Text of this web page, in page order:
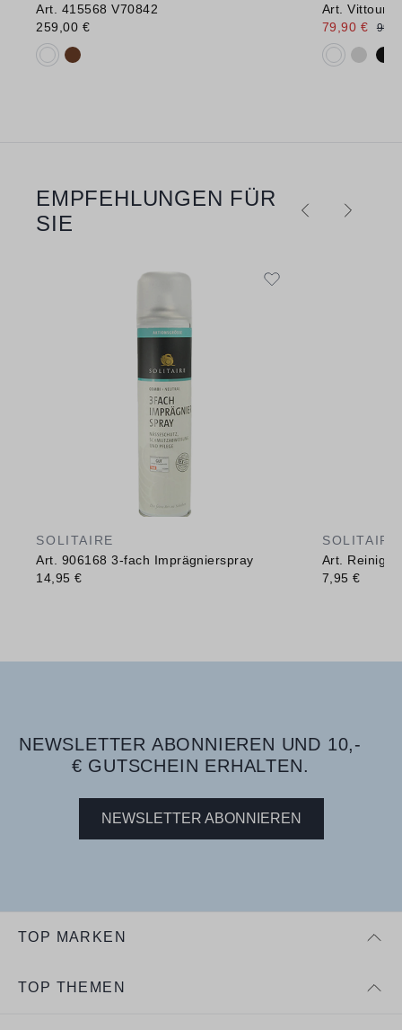
Art. 415568 V70842
259,00 €
Verfügbare Farbvarianten:
Art. Vittour
79,90 €
Verfügbare
Produktgalerie überspringen
EMPFEHLUNGEN FÜR
SIE
SOLITAIRE
Art. 906168 3-fach Imprägnierspray
14,95 €
SOLITAIRE
Art.
7,95 €
NEWSLETTER ABONNIEREN UND 10,-
€ GUTSCHEIN ERHALTEN.
NEWSLETTER ABONNIEREN
TOP MARKEN
TOP THEMEN